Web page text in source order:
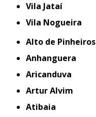
Vila Jataí
Vila Nogueira
Alto de Pinheiros
Anhanguera
Aricanduva
Artur Alvim
Atibaia